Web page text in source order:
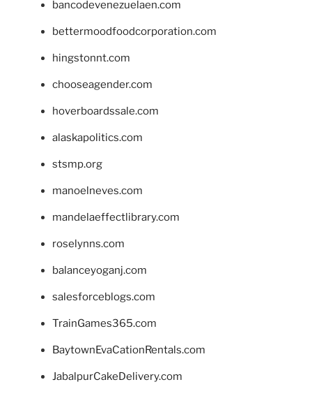
bancodevenezuelaen.com
bettermoodfoodcorporation.com
hingstonnt.com
chooseagender.com
hoverboardssale.com
alaskapolitics.com
stsmp.org
manoelneves.com
mandelaeffectlibrary.com
roselynns.com
balanceyoganj.com
salesforceblogs.com
TrainGames365.com
BaytownEvaCationRentals.com
JabalpurCakeDelivery.com